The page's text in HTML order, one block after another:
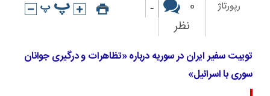
رپورتاژ
0
نظر
-
توییت سفیر ایران در سوریه درباره «تظاهرات و درگیری جوانان
سوری با اسرائیل»